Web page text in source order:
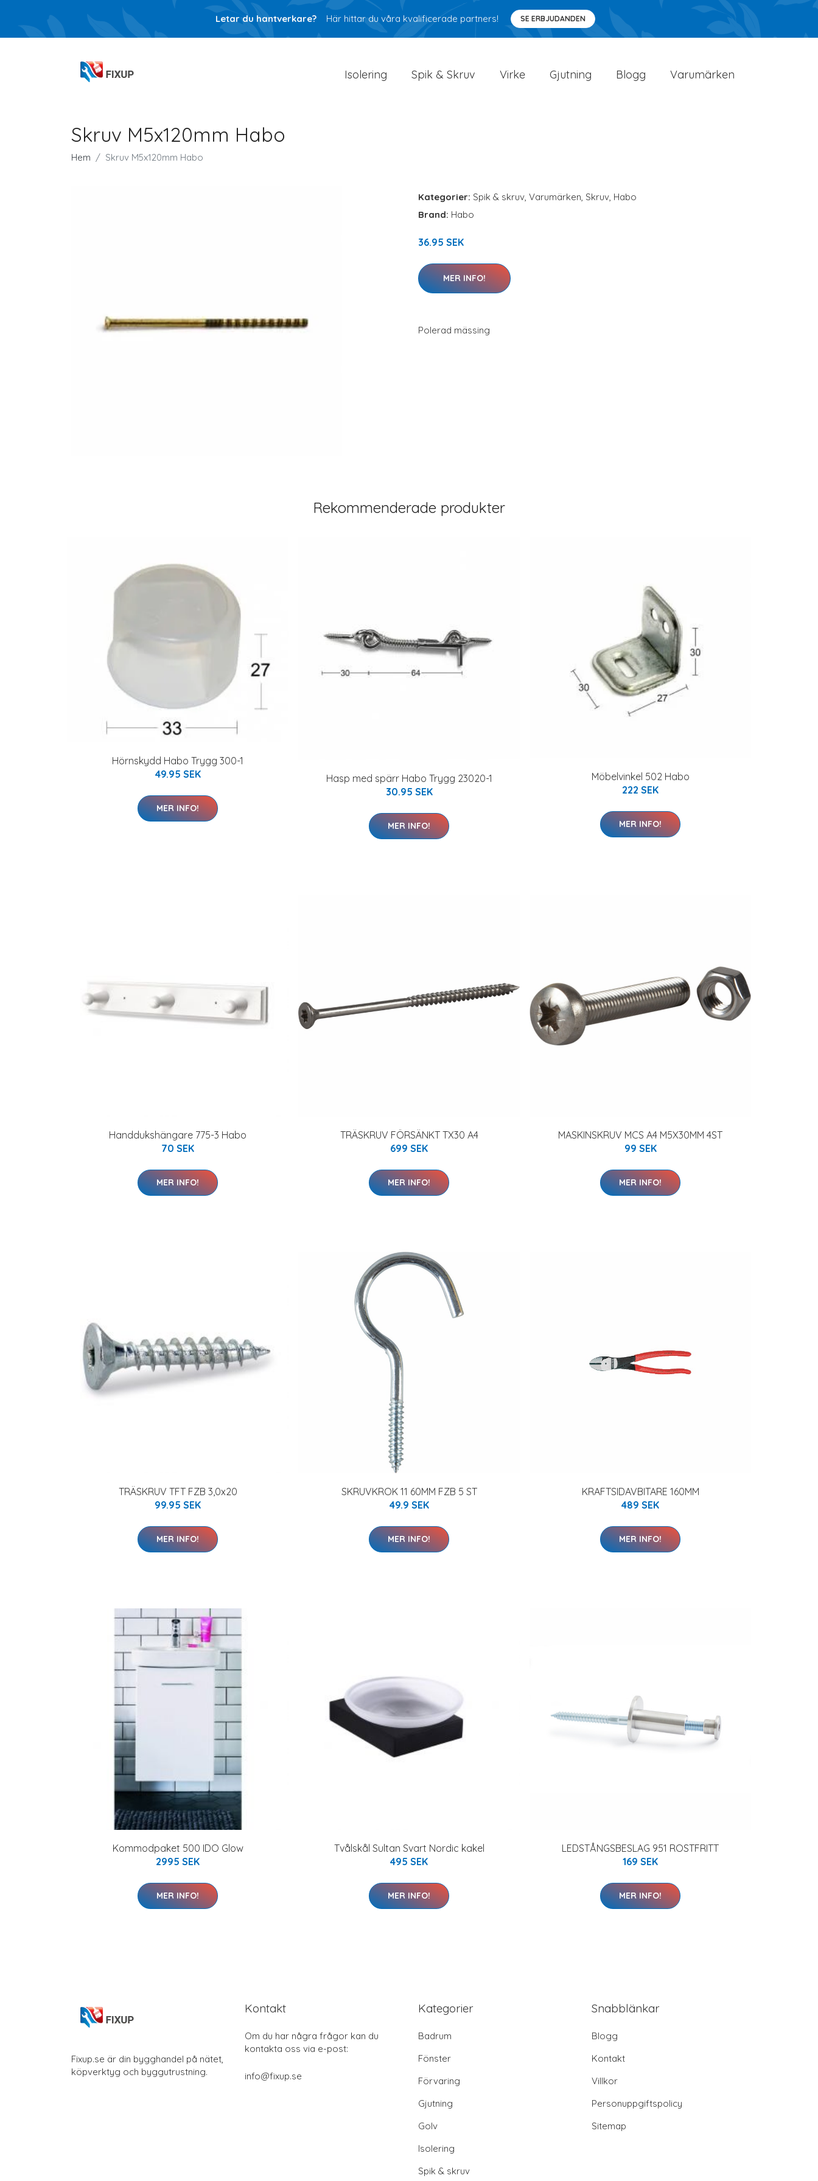
Letar du hantverkare? Här hittar du våra kvalificerade partners! SE ERBJUDANDEN
Isolering Spik & Skruv Virke Gjutning Blogg Varumärken
Skruv M5x120mm Habo
Hem Skruv M5x120mm Habo
Kategorier: Spik & skruv, Varumärken, Skruv, Habo
Brand: Habo
36.95 SEK
MER INFO!
Polerad mässing
Rekommenderade produkter
Hörnskydd Habo Trygg 300-1
49.95 SEK
MER INFO!
Hasp med spärr Habo Trygg 23020-1
30.95 SEK
MER INFO!
Möbelvinkel 502 Habo
222 SEK
MER INFO!
Handdukshängare 775-3 Habo
70 SEK
MER INFO!
TRÄSKRUV FÖRSÄNKT TX30 A4
699 SEK
MER INFO!
MASKINSKRUV MCS A4 M5X30MM 4ST
99 SEK
MER INFO!
TRÄSKRUV TFT FZB 3,0x20
99.95 SEK
MER INFO!
SKRUVKROK 11 60MM FZB 5 ST
49.9 SEK
MER INFO!
KRAFTSIDAVBITARE 160MM
489 SEK
MER INFO!
Kommodpaket 500 IDO Glow
2995 SEK
MER INFO!
Tvålskål Sultan Svart Nordic kakel
495 SEK
MER INFO!
LEDSTÅNGSBESLAG 951 ROSTFRITT
169 SEK
MER INFO!
Fixup.se är din bygghandel på nätet,
köpverktyg och byggutrustning.
Kontakt
Om du har några frågor kan du
kontakta oss via e-post:
info@fixup.se
Kategorier
Badrum
Fönster
Förvaring
Gjutning
Golv
Isolering
Spik & skruv
Snabblänkar
Blogg
Kontakt
Villkor
Personuppgiftspolicy
Sitemap